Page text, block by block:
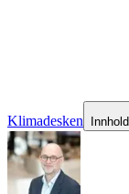
Klimadesken Innhold